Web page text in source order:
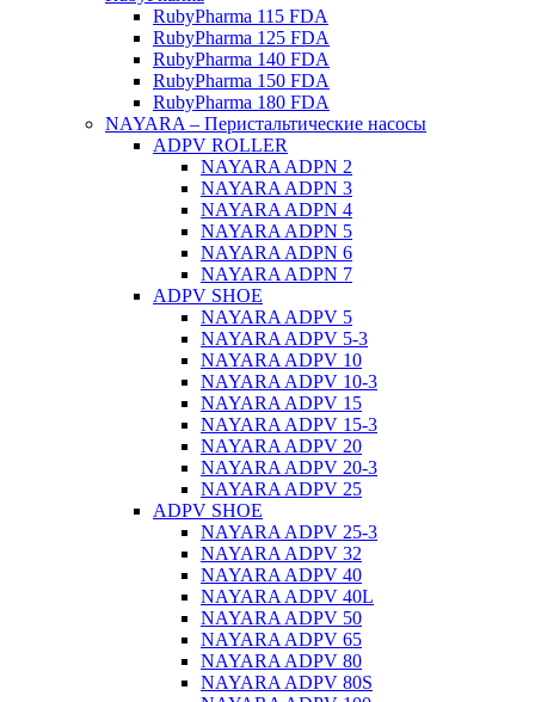
RubyPharma 115 FDA
RubyPharma 125 FDA
RubyPharma 140 FDA
RubyPharma 150 FDA
RubyPharma 180 FDA
NAYARA – Перистальтические насосы
ADPV ROLLER
NAYARA ADPN 2
NAYARA ADPN 3
NAYARA ADPN 4
NAYARA ADPN 5
NAYARA ADPN 6
NAYARA ADPN 7
ADPV SHOE
ΝAYARA ADPV 5
NAYARA ADPV 5-3
NAYARA ADPV 10
NAYARA ADPV 10-3
NAYARA ADPV 15
NAYARA ADPV 15-3
NAYARA ADPV 20
NAYARA ADPV 20-3
NAYARA ADPV 25
ADPV SHOE
NAYARA ADPV 25-3
NAYARA ADPV 32
NAYARA ADPV 40
NAYARA ADPV 40L
NAYARA ADPV 50
NAYARA ADPV 65
NAYARA ADPV 80
NAYARA ADPV 80S